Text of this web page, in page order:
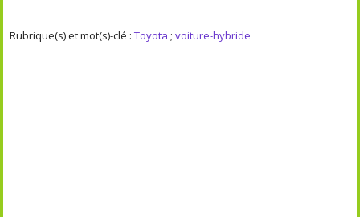
Rubrique(s) et mot(s)-clé :Toyota ;voiture-hybride